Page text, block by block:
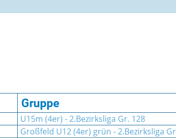
Gruppe
U15m (4er) - 2.Bezirksliga Gr. 128
Großfeld U12 (4er) grün - 2.Bezirksliga